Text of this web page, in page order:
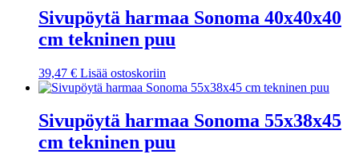
Sivupöytä harmaa Sonoma 40x40x40
cm tekninen puu
39,47 € Lisää ostoskoriin
Sivupöytä harmaa Sonoma 55x38x45
cm tekninen puu